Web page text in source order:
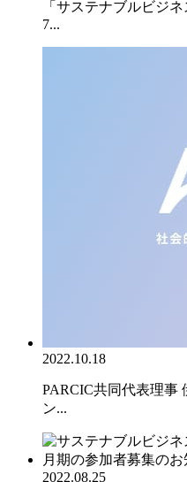
「サステナブルビジ
7...
2022.10.18
PARCIC共同代表理事
ン...
2022.08.25